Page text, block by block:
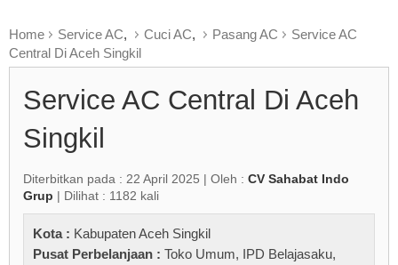
Home Service AC, Cuci AC, Pasang AC
Service AC
Central Di Aceh Singkil
Service AC Central Di Aceh
Singkil
Diterbitkan pada : 22 April 2025 | Oleh : CV Sahabat Indo
Grup | Dilihat : 1182 kali
Kota : Kabupaten Aceh Singkil
Pusat Perbelanjaan : Toko Umum, IPD Belajasaku,